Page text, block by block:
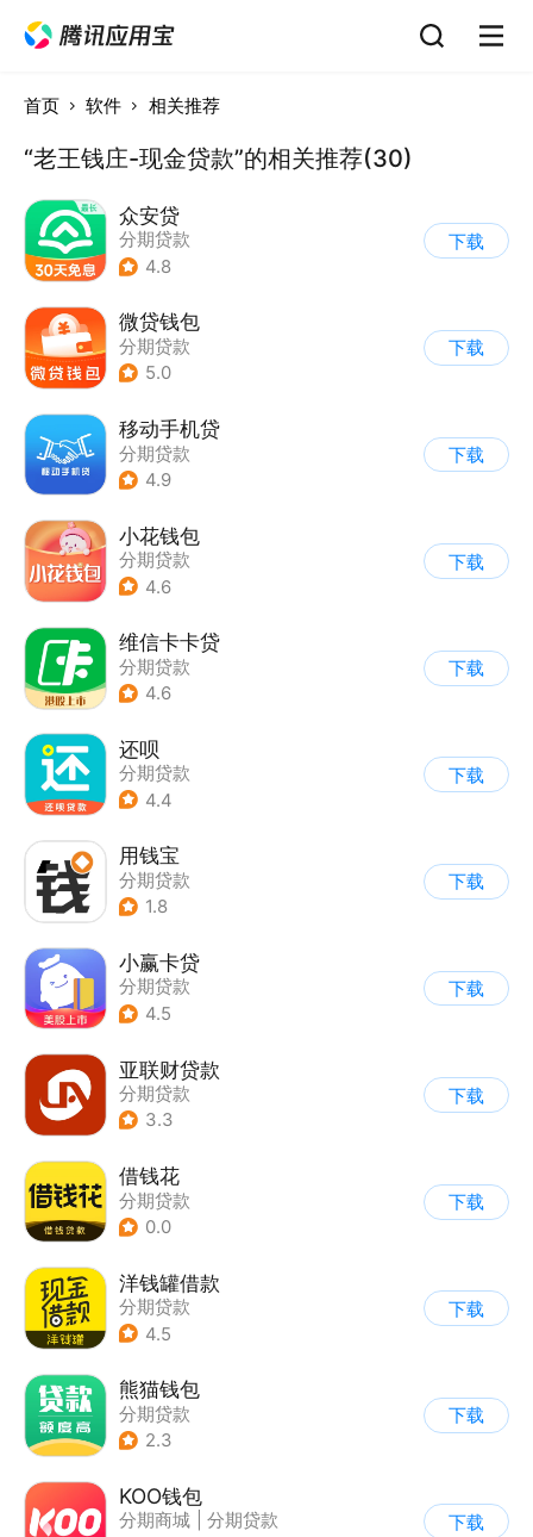
首页 软件 相关推荐
“老王钱庄-现金贷款”的相关推荐(30)
众安贷
分期贷款
4.8
下载
微贷钱包
分期贷款
5.0
下载
移动手机贷
分期贷款
4.9
下载
小花钱包
分期贷款
4.6
下载
维信卡卡贷
分期贷款
4.6
下载
还呗
分期贷款
4.4
下载
用钱宝
分期贷款
1.8
下载
小赢卡贷
分期贷款
4.5
下载
亚联财贷款
分期贷款
3.3
下载
借钱花
分期贷款
0.0
下载
洋钱罐借款
分期贷款
4.5
下载
熊猫钱包
分期贷款
2.3
下载
KOO钱包
分期商城
分期贷款
下载